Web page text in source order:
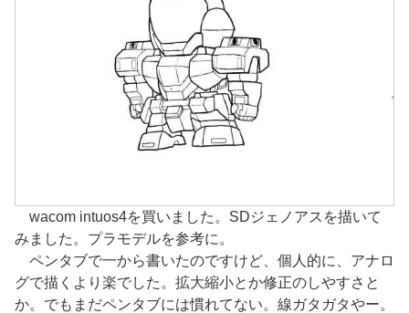
wacom intuos4を買いました。SDジェノアスを描いて
みました。プラモデルを参考に。
ペンタブで一から書いたのですけど、個人的に、アナロ
グで描くより楽でした。拡大縮小とか修正のしやすさと
か。でもまだペンタブには慣れてない。線ガタガタやー。